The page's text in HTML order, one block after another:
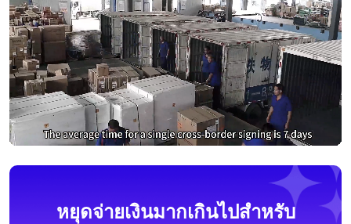
หยุดจ่ายเงินมากเกินไปสำหรับ